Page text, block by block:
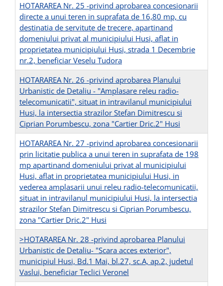
HOTARAREA Nr. 25 -privind aprobarea concesionarii
directe a unui teren in suprafata de 16,80 mp, cu
destinatia de servitute de trecere, apartinand
domeniului privat al municipiului Husi, aflat in
proprietatea municipiului Husi, strada 1 Decembrie
nr.2, beneficiar Veselu Tudora
HOTARAREA Nr. 26 -privind aprobarea Planului
Urbanistic de Detaliu - "Amplasare releu radio-
telecomunicatii", situat in intravilanul municipiului
Husi, la intersectia strazilor Stefan Dimitrescu si
Ciprian Porumbescu, zona "Cartier Dric.2" Husi
HOTARAREA Nr. 27 -privind aprobarea concesionarii
prin licitatie publica a unui teren in suprafata de 198
mp apartinand domeniului privat al municipiului
Husi, aflat in proprietatea municipiului Husi, in
vederea amplasarii unui releu radio-telecomunicatii,
situat in intravilanul municipiului Husi, la intersectia
strazilor Stefan Dimitrescu si Ciprian Porumbescu,
zona "Cartier Dric.2" Husi
>HOTARAREA Nr. 28 -privind aprobarea Planului
Urbanistic de Detaliu- "Scara acces exterior",
municipiul Husi, Bd.1 Mai, bl.27, sc.A, ap.2, judetul
Vaslui, beneficiar Teclici Veronel